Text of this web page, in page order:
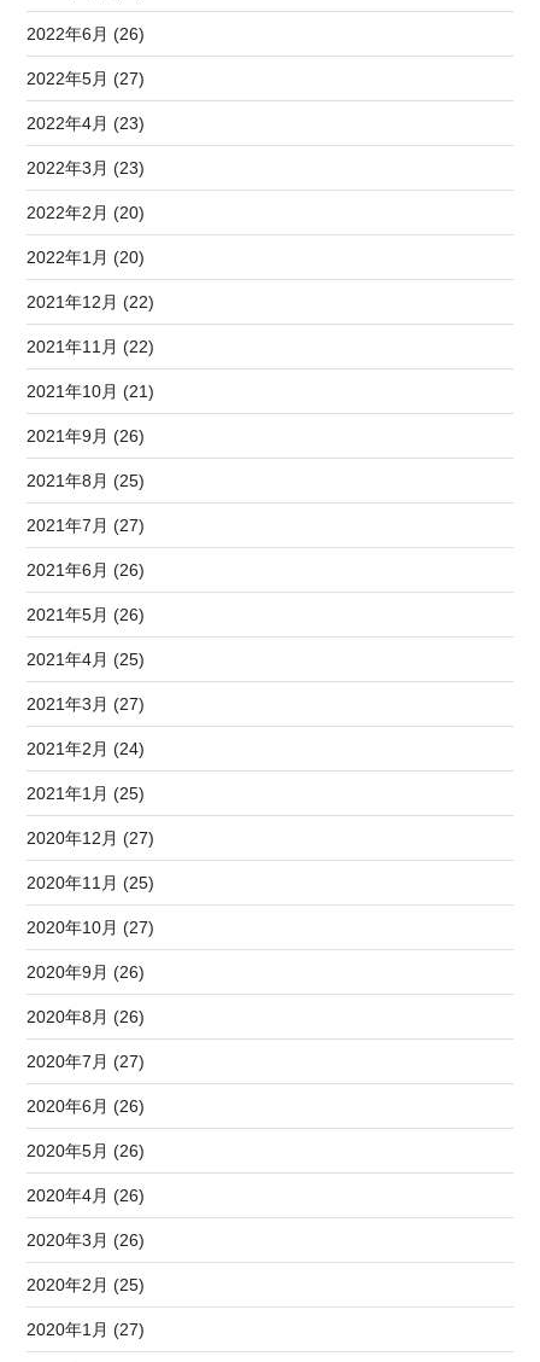
2022年6月 (26)
2022年5月 (27)
2022年4月 (23)
2022年3月 (23)
2022年2月 (20)
2022年1月 (20)
2021年12月 (22)
2021年11月 (22)
2021年10月 (21)
2021年9月 (26)
2021年8月 (25)
2021年7月 (27)
2021年6月 (26)
2021年5月 (26)
2021年4月 (25)
2021年3月 (27)
2021年2月 (24)
2021年1月 (25)
2020年12月 (27)
2020年11月 (25)
2020年10月 (27)
2020年9月 (26)
2020年8月 (26)
2020年7月 (27)
2020年6月 (26)
2020年5月 (26)
2020年4月 (26)
2020年3月 (26)
2020年2月 (25)
2020年1月 (27)